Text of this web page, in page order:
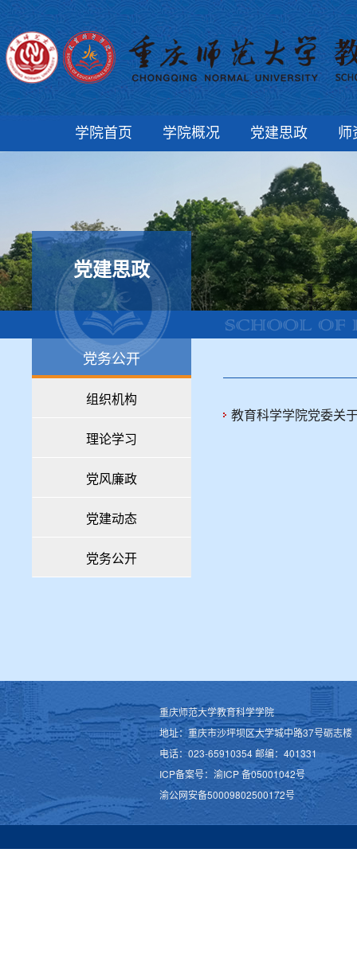
学院首页 学院概况 党建思政 师
党建思政
党务公开
组织机构
理论学习
党风廉政
党建动态
党务公开
教育科学学院党委关
重庆师范大学教育科学学院
地址：重庆市沙坪坝区大学城中路37号砺志楼
电话：023-65910354 邮编：401331
ICP备案号：渝ICP 备05001042号
渝公网安备50009802500172号